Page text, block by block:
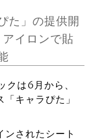
た」の提供開
イロンで貼
クは6月から、
キャラぴた」
されたシート